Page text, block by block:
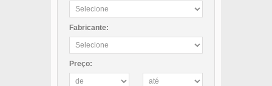
Fabricante:
Preço: